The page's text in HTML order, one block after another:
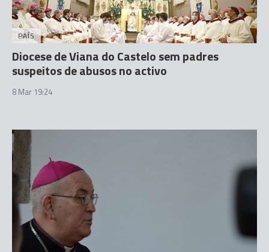
PAÍS
Diocese de Viana do Castelo sem padres
suspeitos de abusos no activo
8 Mar 19:24